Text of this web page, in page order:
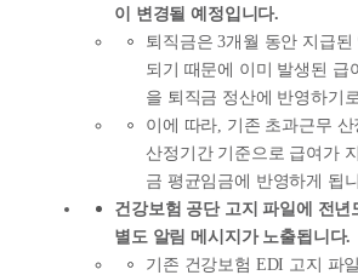
이 변경될 예정입니다.
퇴직금은 3개월 동안 지급
되기 때문에 이미 발생된 급
을 퇴직금 정산에 반영하기
이에 따라, 기존 초과근무
산정기간 기준으로 급여가
금 평균임금에 반영하게 됩
건강보험 공단 고지 파일에 전
별도 알림 메시지가 노출됩니다.
기존 건강보험 EDI 고지 파